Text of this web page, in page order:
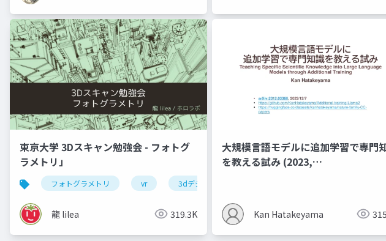
東京大学 3Dスキャン勉強会 - フォトグ
ラメトリ」
フォトグラメトリ vr 3dデジタルアーカイブ
龍 lilea 319.3K
大規模言語モデルに追加学習で専門
を教える試み (2023,
Kan Hatakeyama